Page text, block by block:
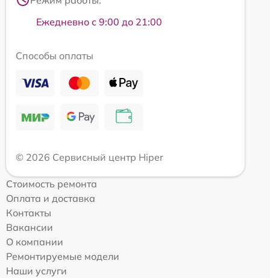
Ежедневно с 9:00 до 21:00
Способы оплаты
© 2026 Сервисный центр Hiper
Стоимость ремонта
Оплата и доставка
Контакты
Вакансии
О компании
Ремонтируемые модели
Наши услуги